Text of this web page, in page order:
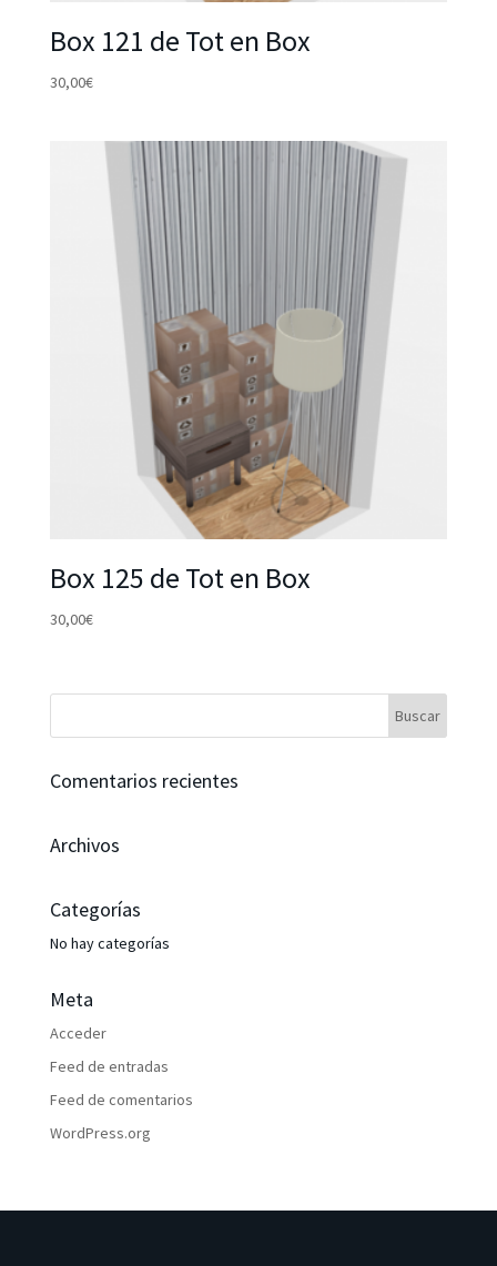
Box 121 de Tot en Box
30,00€
Box 125 de Tot en Box
30,00€
Comentarios recientes
Archivos
Categorías
No hay categorías
Meta
Acceder
Feed de entradas
Feed de comentarios
WordPress.org